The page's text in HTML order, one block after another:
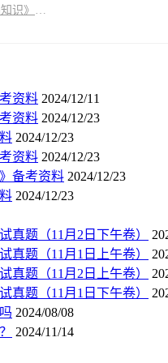
结汇总
资料 2024/12/11
资料 2024/12/23
2024/12/23
资料 2024/12/23
备考资料 2024/12/23
2024/12/23
真题（11月2日下午卷）
真题（11月1日上午卷）
真题（11月2日上午卷）
真题（11月1日下午卷）
2024/08/08
2024/11/14